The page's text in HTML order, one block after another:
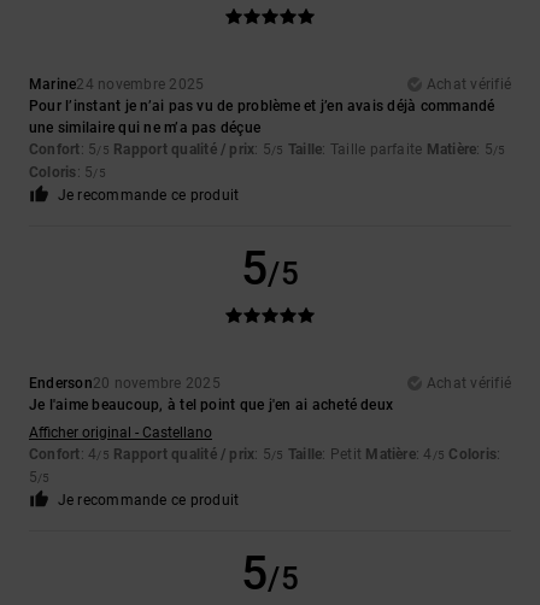
Marine24 novembre 2025
Achat vérifié
Pour l’instant je n’ai pas vu de problème et j’en avais déjà commandé
une similaire qui ne m’a pas déçue
Confort: 5/5 Rapport qualité / prix: 5/5 Taille: Taille parfaite Matière: 5/5
Coloris: 5/5
Je recommande ce produit
5/5
Enderson20 novembre 2025
Achat vérifié
Je l'aime beaucoup, à tel point que j'en ai acheté deux
Afficher original - Castellano
Confort: 4/5 Rapport qualité / prix: 5/5 Taille: Petit Matière: 4 /5 Coloris:
5/5
Je recommande ce produit
5/5